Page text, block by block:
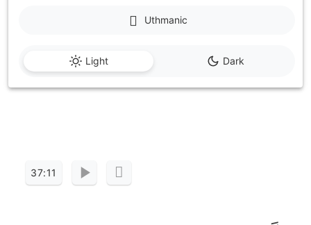
Light Dark
Uthmanic
37:11